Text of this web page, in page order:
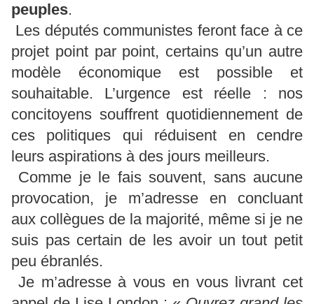
peuples.
Les députés communistes feront face à ce
projet point par point, certains qu’un autre
modèle économique est possible et
souhaitable. L’urgence est réelle : nos
concitoyens souffrent quotidiennement de
ces politiques qui réduisent en cendre
leurs aspirations à des jours meilleurs.
Comme je le fais souvent, sans aucune
provocation, je m’adresse en concluant
aux collègues de la majorité, même si je ne
suis pas certain de les avoir un tout petit
peu ébranlés.
Je m’adresse à vous en vous livrant cet